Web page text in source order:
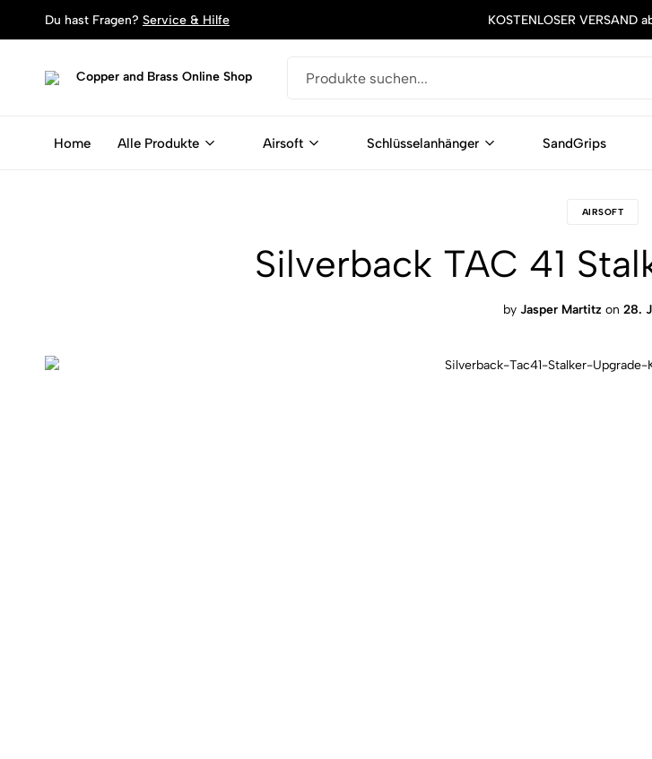
Du hast Fragen? Service & Hilfe KOSTENLOSER VERSAND
Online
Schlüsselanhänger,
Home Alle Produkte Airsoft Schlüsselanhänger SandGrips
AIRSOFT
Silverback TAC 41
by Jasper Martitz on 28.